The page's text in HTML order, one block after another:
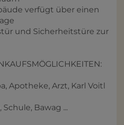
verfügt über einen
und Sicherheitstüre zur
Apotheke, Arzt, Karl Voitl
Bawag ...